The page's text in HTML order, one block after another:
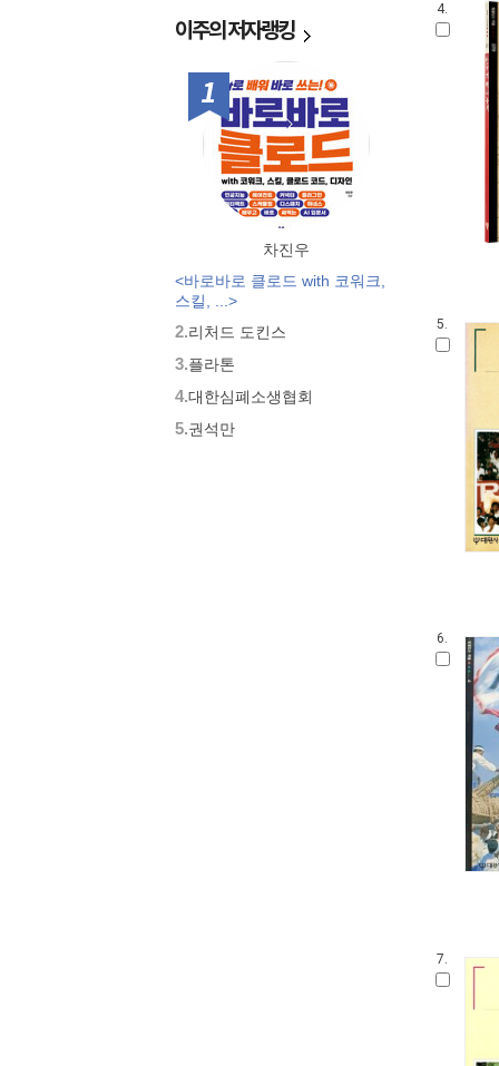
저)
빛깔있는책들- 미술일반
즐거운 지식여행
빛깔있는책들 - 음식일반
빛깔있는책들- 역사
대우학술총서 구간 - 문학/인문(논
빛깔있는책들 - 건강생활
Art@Culture(북하우스)
대우학술총서 신간 - 과학/기술(번
대우학술총서 신간 - 사회과학(번
역)
대우학술총서 신간 - 과학/기술(논
저)
대우학술총서 구간 - 문학/인문(번
이주의저자랭킹
1위
차진우
<바로바로 클로드 with 코워크,
스킬, ...>
2.리처드 도킨스
3.플라톤
4.대한심폐소생협회
5.권석만
4.
5.
6.
7.